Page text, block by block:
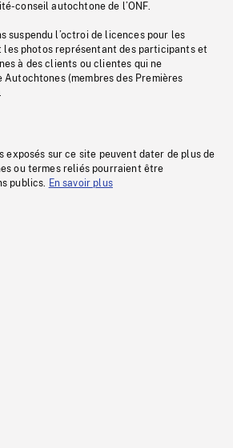
conseil autochtone de l’ONF.
suspendu l’octroi de licences pour les
photos représentant des participants et
à des clients ou clientes qui ne
Autochtones (membres des Premières
exposés sur ce site peuvent dater de plus de
ou termes reliés pourraient être
publics. En savoir plus